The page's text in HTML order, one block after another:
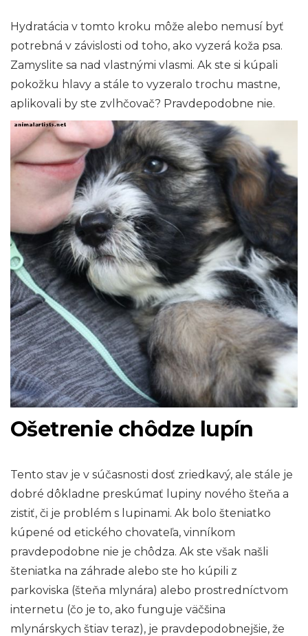
Hydratácia v tomto kroku môže alebo nemusí byť
potrebná v závislosti od toho, ako vyzerá koža psa.
Zamyslite sa nad vlastnými vlasmi. Ak ste si kúpali
pokožku hlavy a stále to vyzeralo trochu mastne,
aplikovali by ste zvlhčovač? Pravdepodobne nie.
Ošetrenie chôdze lupín
Tento stav je v súčasnosti dosť zriedkavý, ale stále je
dobré dôkladne preskúmať lupiny nového šteňa a
zistiť, či je problém s lupinami. Ak bolo šteniatko
kúpené od etického chovateľa, vinníkom
pravdepodobne nie je chôdza. Ak ste však našli
šteniatka na záhrade alebo ste ho kúpili z
parkoviska (šteňa mlynára) alebo prostredníctvom
internetu (čo je to, ako funguje väčšina
mlynárskych štiav teraz), je pravdepodobnejšie, že